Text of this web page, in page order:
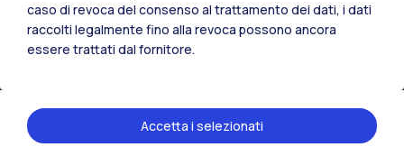
Residenze Frontiere
caso di revoca del consenso al trattamento dei dati, i dati
raccolti legalmente fino alla revoca possono ancora
essere trattati dal fornitore.
Accetta i selezionati